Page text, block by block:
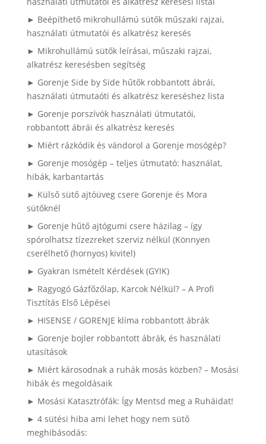
► Beépíthető mikrohullámú sütők műszaki rajzai,
használati útmutatói és alkatrész keresés
► Mikrohullámú sütők leírásai, műszaki rajzai,
alkatrész keresésben segítség
► Gorenje Side by Side hűtők robbantott ábrái,
használati útmutaóti és alkatrész kereséshez lista
► Gorenje porszívók használati útmutatói,
robbantott ábrái és alkatrész keresés
► Miért rázkódik és vándorol a Gorenje mosógép?
► Gorenje mosógép – teljes útmutató: használat,
hibák, karbantartás
► Külső sütő ajtóüveg csere Gorenje és Mora
sütőknél
► Gorenje hűtő ajtógumi csere házilag – így
spórolhatsz tízezreket szerviz nélkül (Könnyen
cserélhető (hornyos) kivitel)
► Gyakran Ismételt Kérdések (GYIK)
► Ragyogó Gázfőzőlap, Karcok Nélkül? – A Profi
Tisztítás Első Lépései
► HISENSE / GORENJE klíma robbantott ábrák
► Gorenje bojler robbantott ábrák, és használati
utasítások
► Miért károsodnak a ruhák mosás közben? – Mosási
hibák és megoldásaik
► Mosási Katasztrófák: Így Mentsd meg a Ruháidat!
► 4 sütési hiba ami lehet hogy nem sütő
meghibásodás: